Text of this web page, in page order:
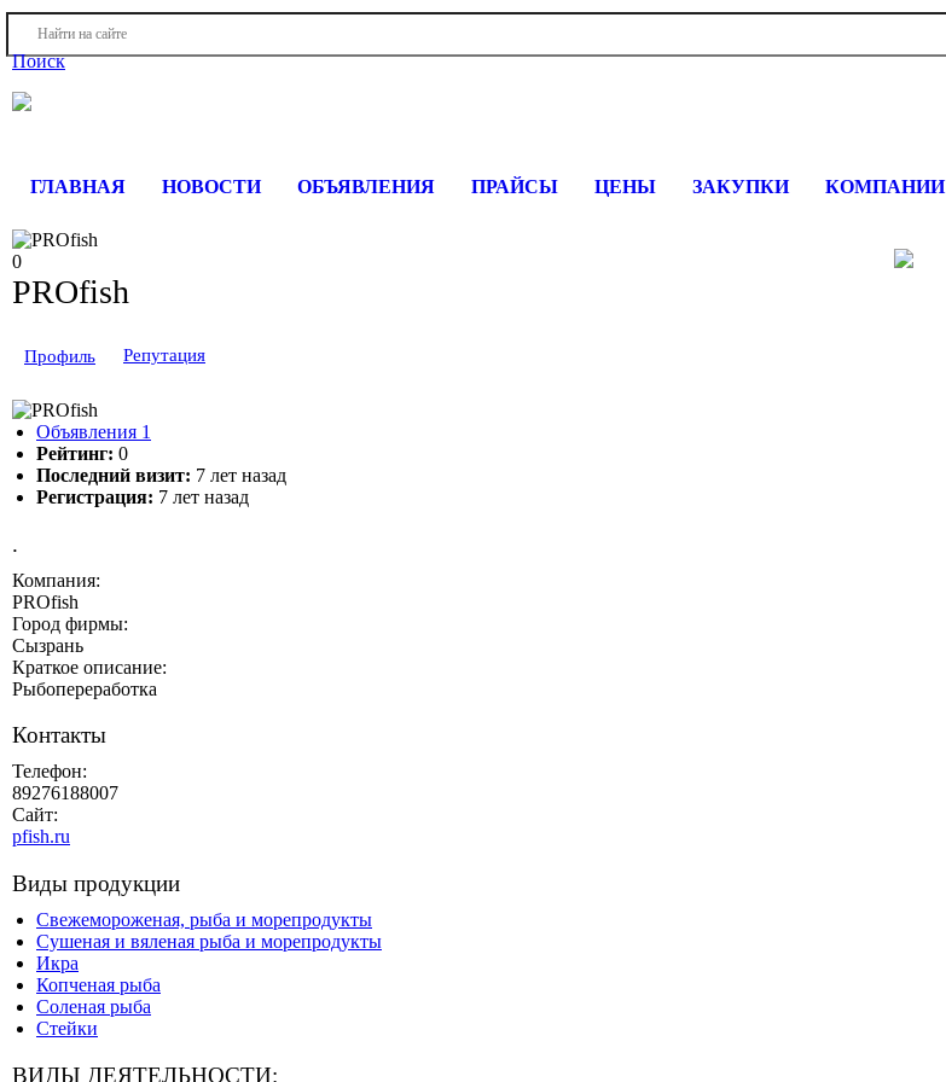
Поиск
ГЛАВНАЯ
НОВОСТИ ОБЪЯВЛЕНИЯ ПРАЙСЫ ЦЕНЫ ЗАКУПКИ КОМПАНИИ
0
PROfish
Профиль Репутация
Объявления 1
Рейтинг: 0
Последний визит: 7 лет назад
Регистрация: 7 лет назад
.
Компания:
PROfish
Город фирмы:
Сызрань
Краткое описание:
Рыбопереработка
Контакты
Телефон:
89276188007
Сайт:
pfish.ru
Виды продукции
Свежемороженая, рыба и морепродукты
Сушеная и вяленая рыба и морепродукты
Икра
Копченая рыба
Соленая рыба
Стейки
ВИДЫ ДЕЯТЕЛЬНОСТИ: